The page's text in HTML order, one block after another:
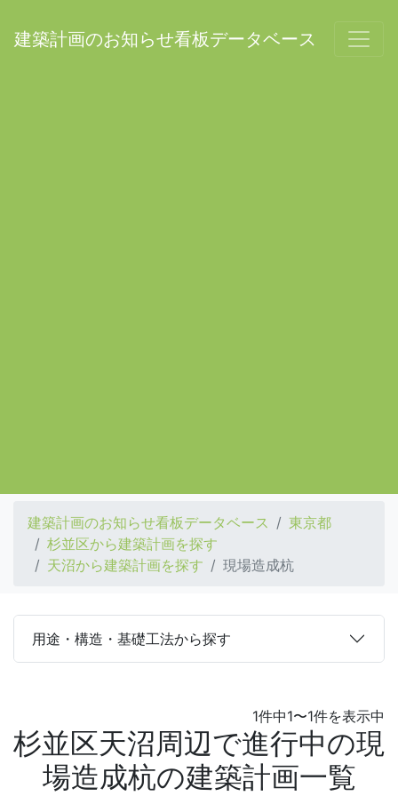
建築計画のお知らせ看板データベース
建築計画のお知らせ看板データベース
東京都
杉並区から建築計画を探す
天沼から建築計画を探す
現場造成杭
用途・構造・基礎工法から探す
1件中1〜1件を表示中
杉並区天沼周辺で進行中の現
場造成杭の建築計画一覧